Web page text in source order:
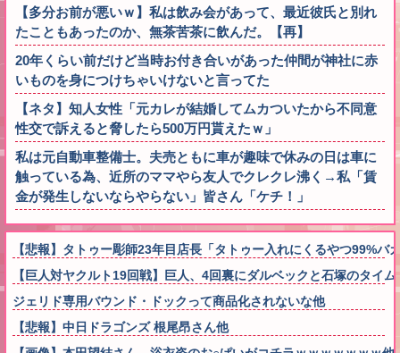
【多分お前が悪いｗ】私は飲み会があって、最近彼氏と別れ
たこともあったのか、無茶苦茶に飲んだ。【再】
20年くらい前だけど当時お付き合いがあった仲間が神社に赤
いものを身につけちゃいけないと言ってた
【ネタ】知人女性「元カレが結婚してムカついたから不同意
性交で訴えると脅したら500万円貰えたｗ」
私は元自動車整備士。夫売ともに車が趣味で休みの日は車に
触っている為、近所のママやら友人でクレクレ沸く→私「賃
金が発生しないならやらない」皆さん「ケチ！」
【悲報】タトゥー彫師23年目店長「タトゥー入れにくるやつ99%バ
【巨人対ヤクルト19回戦】巨人、4回裏にダルベックと石塚のタイ
ジェリド専用バウンド・ドックって商品化されないな他
【悲報】中日ドラゴンズ 根尾昂さん他